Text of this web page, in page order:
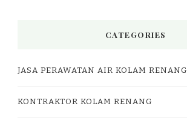
CATEGORIES
JASA PERAWATAN AIR KOLAM RENANG
KONTRAKTOR KOLAM RENANG